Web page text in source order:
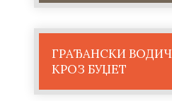
ГРАЂАНСКИ ВОДИЧ
КРОЗ БУЏЕТ